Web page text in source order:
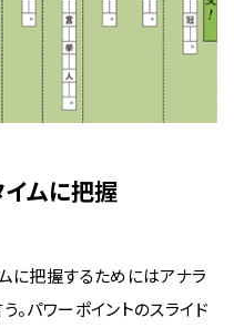
ムに把握
に把握するためにはアナラ
パワーポイントのスライド